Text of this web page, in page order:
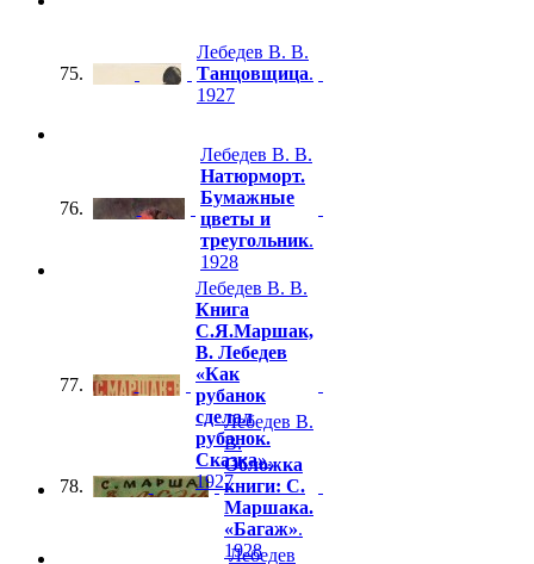
75.
Лебедев В. В.
Танцовщица.
1927
76.
Лебедев В. В.
Натюрморт.
Бумажные
цветы и
треугольник.
1928
77.
Лебедев В. В.
Книга
С.Я.Маршак,
В. Лебедев
«Как
рубанок
сделал
рубанок.
Сказка».
1927
78.
Лебедев В.
В.
Обложка
книги: С.
Маршака.
«Багаж».
1928
Лебедев